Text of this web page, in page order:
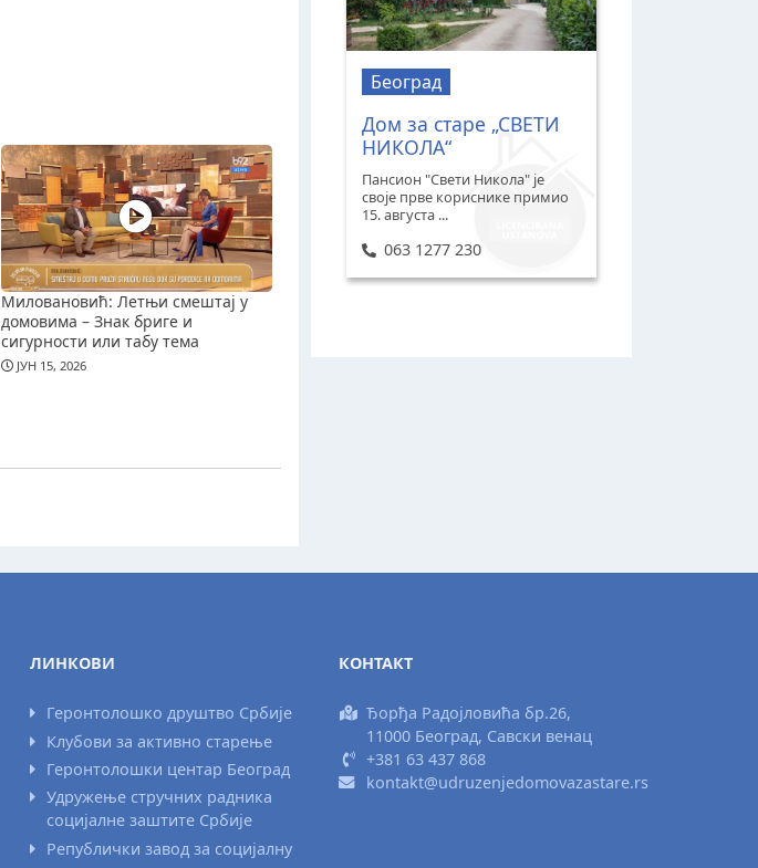
Миловановић: Летњи смештај у
домовима – Знак бриге и
сигурности или табу тема
ЈУН 15, 2026
Београд
Дом за старе „СВЕТИ
НИКОЛА“
Пансион "Свети Никола" је
своје прве кориснике примио
15. августа ...
063 1277 230
ЛИНКОВИ
Геронтолошко друштво Србије
Клубови за активно старење
Геронтолошки центар Београд
Удружење стручних радника
социјалне заштите Србије
Републички завод за социјалну
КОНТАКТ
Ђорђа Радојловића бр.26,
11000 Београд, Савски венац
+381 63 437 868
kontakt@udruzenjedomovazastare.rs